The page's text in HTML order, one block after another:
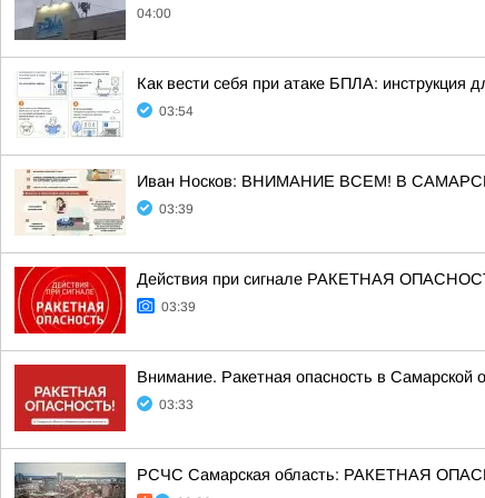
04:00
Как вести себя при атаке БПЛА: инструкция
03:54
Иван Носков: ВНИМАНИЕ ВСЕМ! В
03:39
Действия при сигнале РАКЕТНАЯ
03:39
Внимание. Ракетная опасность в Самарской
03:33
РСЧС Самарская область: РАКЕТНАЯ